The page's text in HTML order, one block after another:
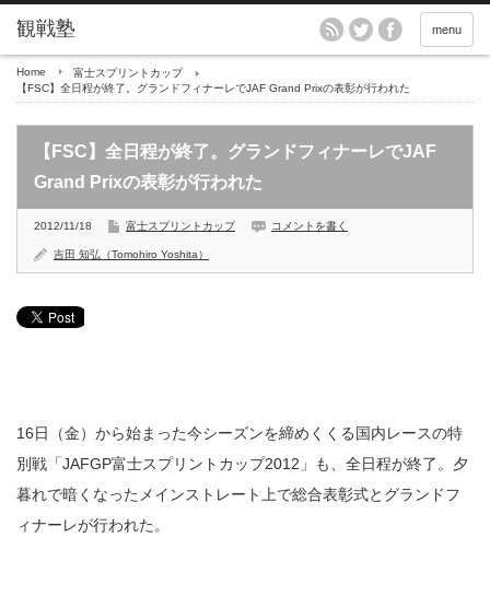
menu
Home
富士スプリントカップ
【FSC】全日程が終了。グランドフィナーレでJAF Grand Prixの表彰が行われた
【FSC】全日程が終了。グランドフィナーレでJAF
Grand Prixの表彰が行われた
2012/11/18 富士スプリントカップ コメントを書く
吉田 知弘（Tomohiro Yoshita）
16日（金）から始まった今シーズンを締めくくる国内レースの特
別戦「JAFGP富士スプリントカップ2012」も、全日程が終了。夕
暮れで暗くなったメインストレート上で総合表彰式とグランドフ
ィナーレが行われた。